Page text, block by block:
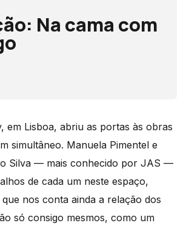
Na cama com
em Lisboa, abriu as portas às obras
simultâneo. Manuela Pimentel e
Silva — mais conhecido por JAS —
de cada um neste espaço,
nos conta ainda a relação dos
só consigo mesmos, como um